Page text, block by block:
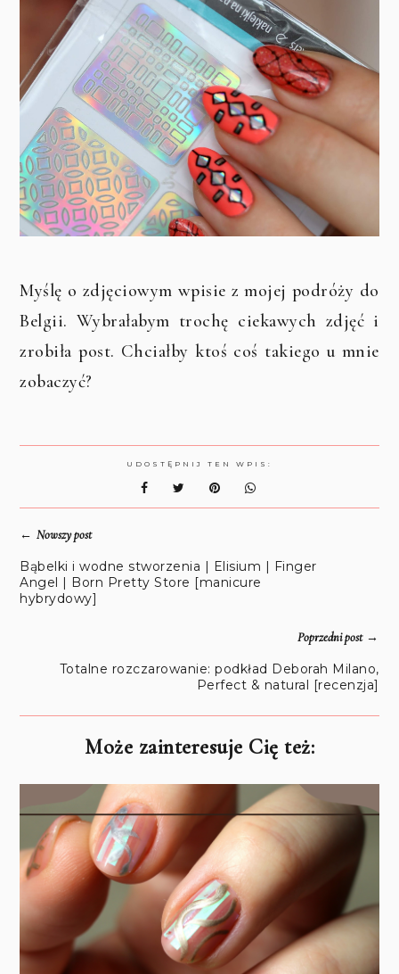
Myślę o zdjęciowym wpisie z mojej podróży do
Belgii. Wybrałabym trochę ciekawych zdjęć i
zrobiła post. Chciałby ktoś coś takiego u mnie
zobaczyć?
UDOSTĘPNIJ TEN WPIS:
←Nowszy post
Bąbelki i wodne stworzenia | Elisium | Finger
Angel | Born Pretty Store [manicure
hybrydowy]
Poprzedni post→
Totalne rozczarowanie: podkład Deborah Milano,
Perfect & natural [recenzja]
Może zainteresuje Cię też: